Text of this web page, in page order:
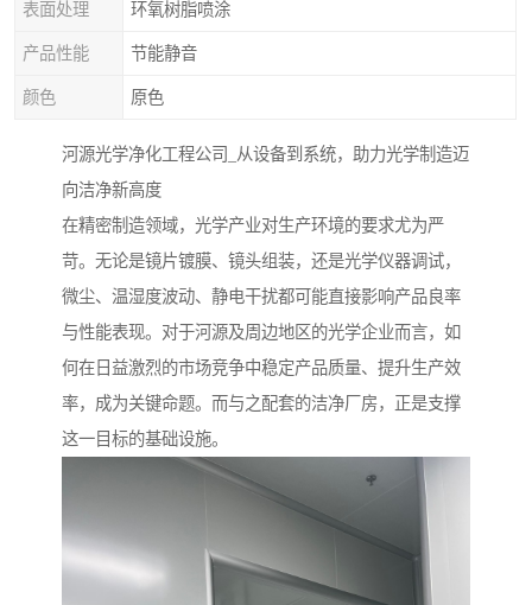
表面处理 环氧树脂喷涂
产品性能 节能静音
颜色 原色
河源光学净化工程公司_从设备到系统，助力光学制造迈
向洁净新高度
在精密制造领域，光学产业对生产环境的要求尤为严
苛。无论是镜片镀膜、镜头组装，还是光学仪器调试，
微尘、温湿度波动、静电干扰都可能直接影响产品良率
与性能表现。对于河源及周边地区的光学企业而言，如
何在日益激烈的市场竞争中稳定产品质量、提升生产效
率，成为关键命题。而与之配套的洁净厂房，正是支撑
这一目标的基础设施。